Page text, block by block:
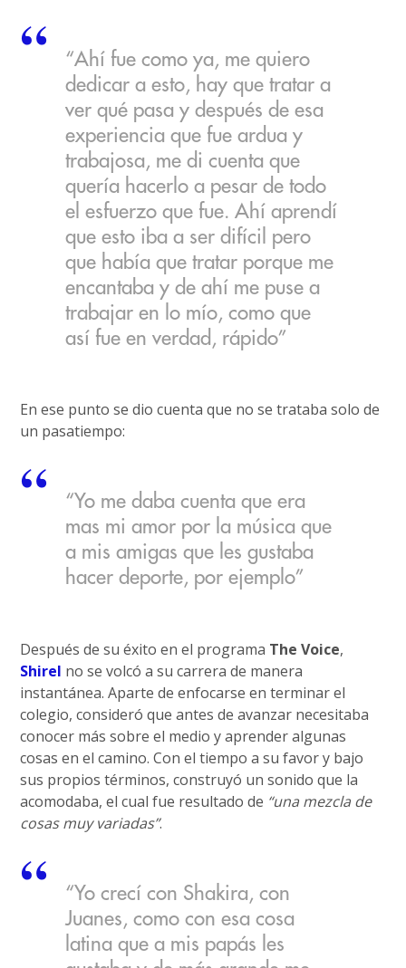
“Ahí fue como ya, me quiero
dedicar a esto, hay que tratar a
ver qué pasa y después de esa
experiencia que fue ardua y
trabajosa, me di cuenta que
quería hacerlo a pesar de todo
el esfuerzo que fue. Ahí aprendí
que esto iba a ser difícil pero
que había que tratar porque me
encantaba y de ahí me puse a
trabajar en lo mío, como que
así fue en verdad, rápido”
En ese punto se dio cuenta que no se trataba solo de
un pasatiempo:
“Yo me daba cuenta que era
mas mi amor por la música que
a mis amigas que les gustaba
hacer deporte, por ejemplo”
Después de su éxito en el programa The Voice,
Shirel no se volcó a su carrera de manera
instantánea. Aparte de enfocarse en terminar el
colegio, consideró que antes de avanzar necesitaba
conocer más sobre el medio y aprender algunas
cosas en el camino. Con el tiempo a su favor y bajo
sus propios términos, construyó un sonido que la
acomodaba, el cual fue resultado de “una mezcla de
cosas muy variadas”.
“Yo crecí con Shakira, con
Juanes, como con esa cosa
latina que a mis papás les